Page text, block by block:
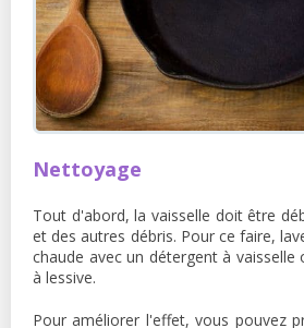
Nettoyage
Tout d'abord, la vaisselle doit être
et des autres débris. Pour ce faire,
chaude avec un détergent à vaisselle
à lessive.
Pour améliorer l'effet, vous pouvez